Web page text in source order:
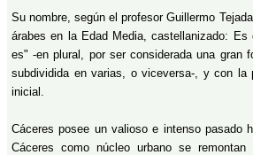
Su nombre, según el profesor Guillermo
árabes en la Edad Media, castellanizado: Es
es" -en plural, por ser considerada una gran
subdividida en varias, o viceversa-, y con la
inicial.
Cáceres posee un valioso e intenso pasado
Cáceres como núcleo urbano se